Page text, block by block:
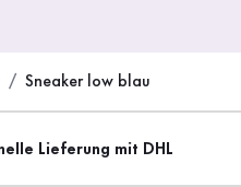
Sneaker low blau
Lieferung mit DHL